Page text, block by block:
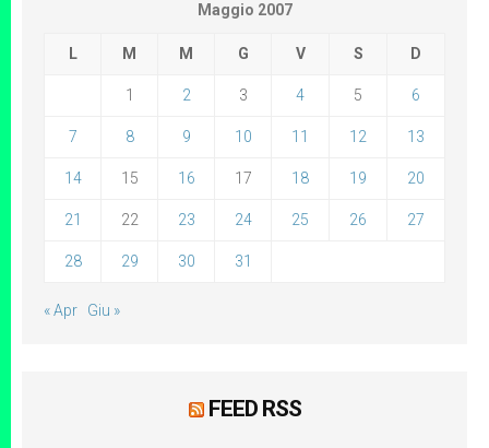
Maggio 2007
L M M G V S D
1 2 3 4 5 6
7 8 9 10 11 12 13
14 15 16 17 18 19 20
21 22 23 24 25 26 27
28 29 30 31
« Apr Giu »
FEED RSS